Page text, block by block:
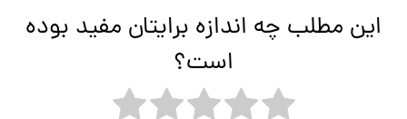
این مطلب چه اندازه برایتان مفید بوده
است؟